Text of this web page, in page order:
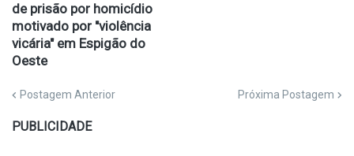
de prisão por homicídio
motivado por "violência
vicária" em Espigão do
Oeste
Postagem Anterior Próxima Postagem
PUBLICIDADE